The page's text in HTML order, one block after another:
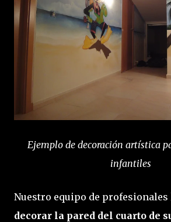
Ejemplo de decoración artística
infantiles
Nuestro equipo de profesionales
decorar la pared del cuarto de